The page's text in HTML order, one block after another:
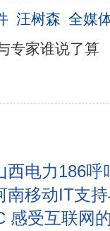
汪树森 全媒
专家谁说了算
西电力186呼
南移动IT支
感受互联网